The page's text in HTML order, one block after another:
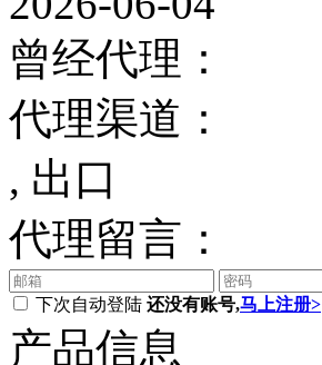
曾经代理：
代理渠道：
, 出口
代理留言：
下次自动登陆 还没有账号,马上注册>
产品信息